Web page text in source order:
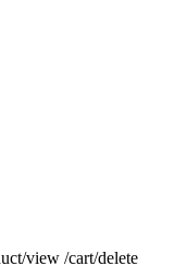
view /cart/delete